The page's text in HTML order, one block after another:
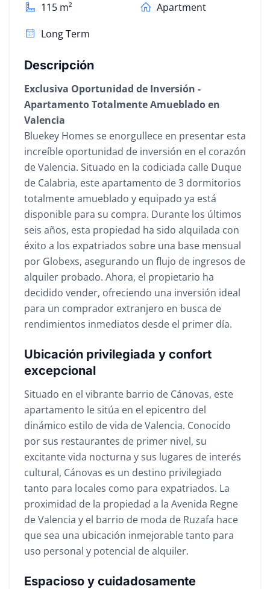
115 m²
Apartment
Long Term
Descripción
Exclusiva Oportunidad de Inversión -
Apartamento Totalmente Amueblado en
Valencia
Bluekey Homes se enorgullece en presentar esta
increíble oportunidad de inversión en el corazón
de Valencia. Situado en la codiciada calle Duque
de Calabria, este apartamento de 3 dormitorios
totalmente amueblado y equipado ya está
disponible para su compra. Durante los últimos
seis años, esta propiedad ha sido alquilada con
éxito a los expatriados sobre una base mensual
por Globexs, asegurando un flujo de ingresos de
alquiler probado. Ahora, el propietario ha
decidido vender, ofreciendo una inversión ideal
para un comprador extranjero en busca de
rendimientos inmediatos desde el primer día.
Ubicación privilegiada y confort
excepcional
Situado en el vibrante barrio de Cánovas, este
apartamento le sitúa en el epicentro del
dinámico estilo de vida de Valencia. Conocido
por sus restaurantes de primer nivel, su
excitante vida nocturna y sus lugares de interés
cultural, Cánovas es un destino privilegiado
tanto para locales como para expatriados. La
proximidad de la propiedad a la Avenida Regne
de Valencia y el barrio de moda de Ruzafa hace
que sea una ubicación inmejorable tanto para
uso personal y potencial de alquiler.
Espacioso y cuidadosamente